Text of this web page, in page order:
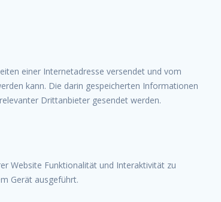
einer Internetadresse versendet und vom
kann. Die darin gespeicherten Informationen
Drittanbieter gesendet werden.
Website Funktionalität und Interaktivität zu
Gerät ausgeführt.